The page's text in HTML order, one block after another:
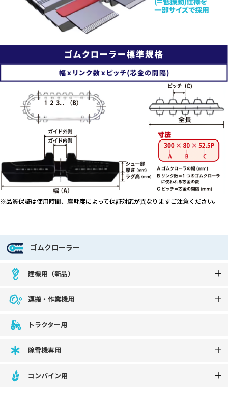
※品質保証は使用時間、摩耗度によって保証対応が異なりますご注意ください。
ゴムクローラー
建機用（新品）
運搬・作業機用
トラクター用
除雪機専用
コンバイン用